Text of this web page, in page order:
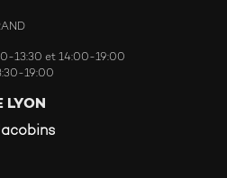
13:30 et 14:00-19:00
19:00
LYON